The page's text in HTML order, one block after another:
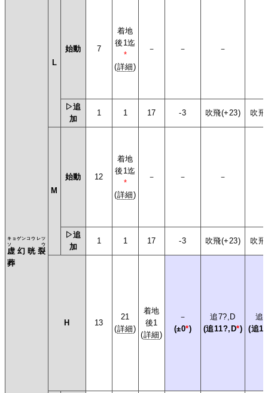
虚幻晄裂
葬
キョゲンコウレツ
ソウ
L
始動 7
着地
後1迄
*
(詳細)
－ － －
▷追
加
1 1 17 -3 吹飛(+23) 吹
M
始動 12
着地
後1迄
*
(詳細)
－ － －
▷追
加
1 1 17 -3 吹飛(+23) 吹
H 13
21
(詳細)
着地
後1
(詳細)
－
(±0*)
追7?,D
(追11?,D*)
追
(追